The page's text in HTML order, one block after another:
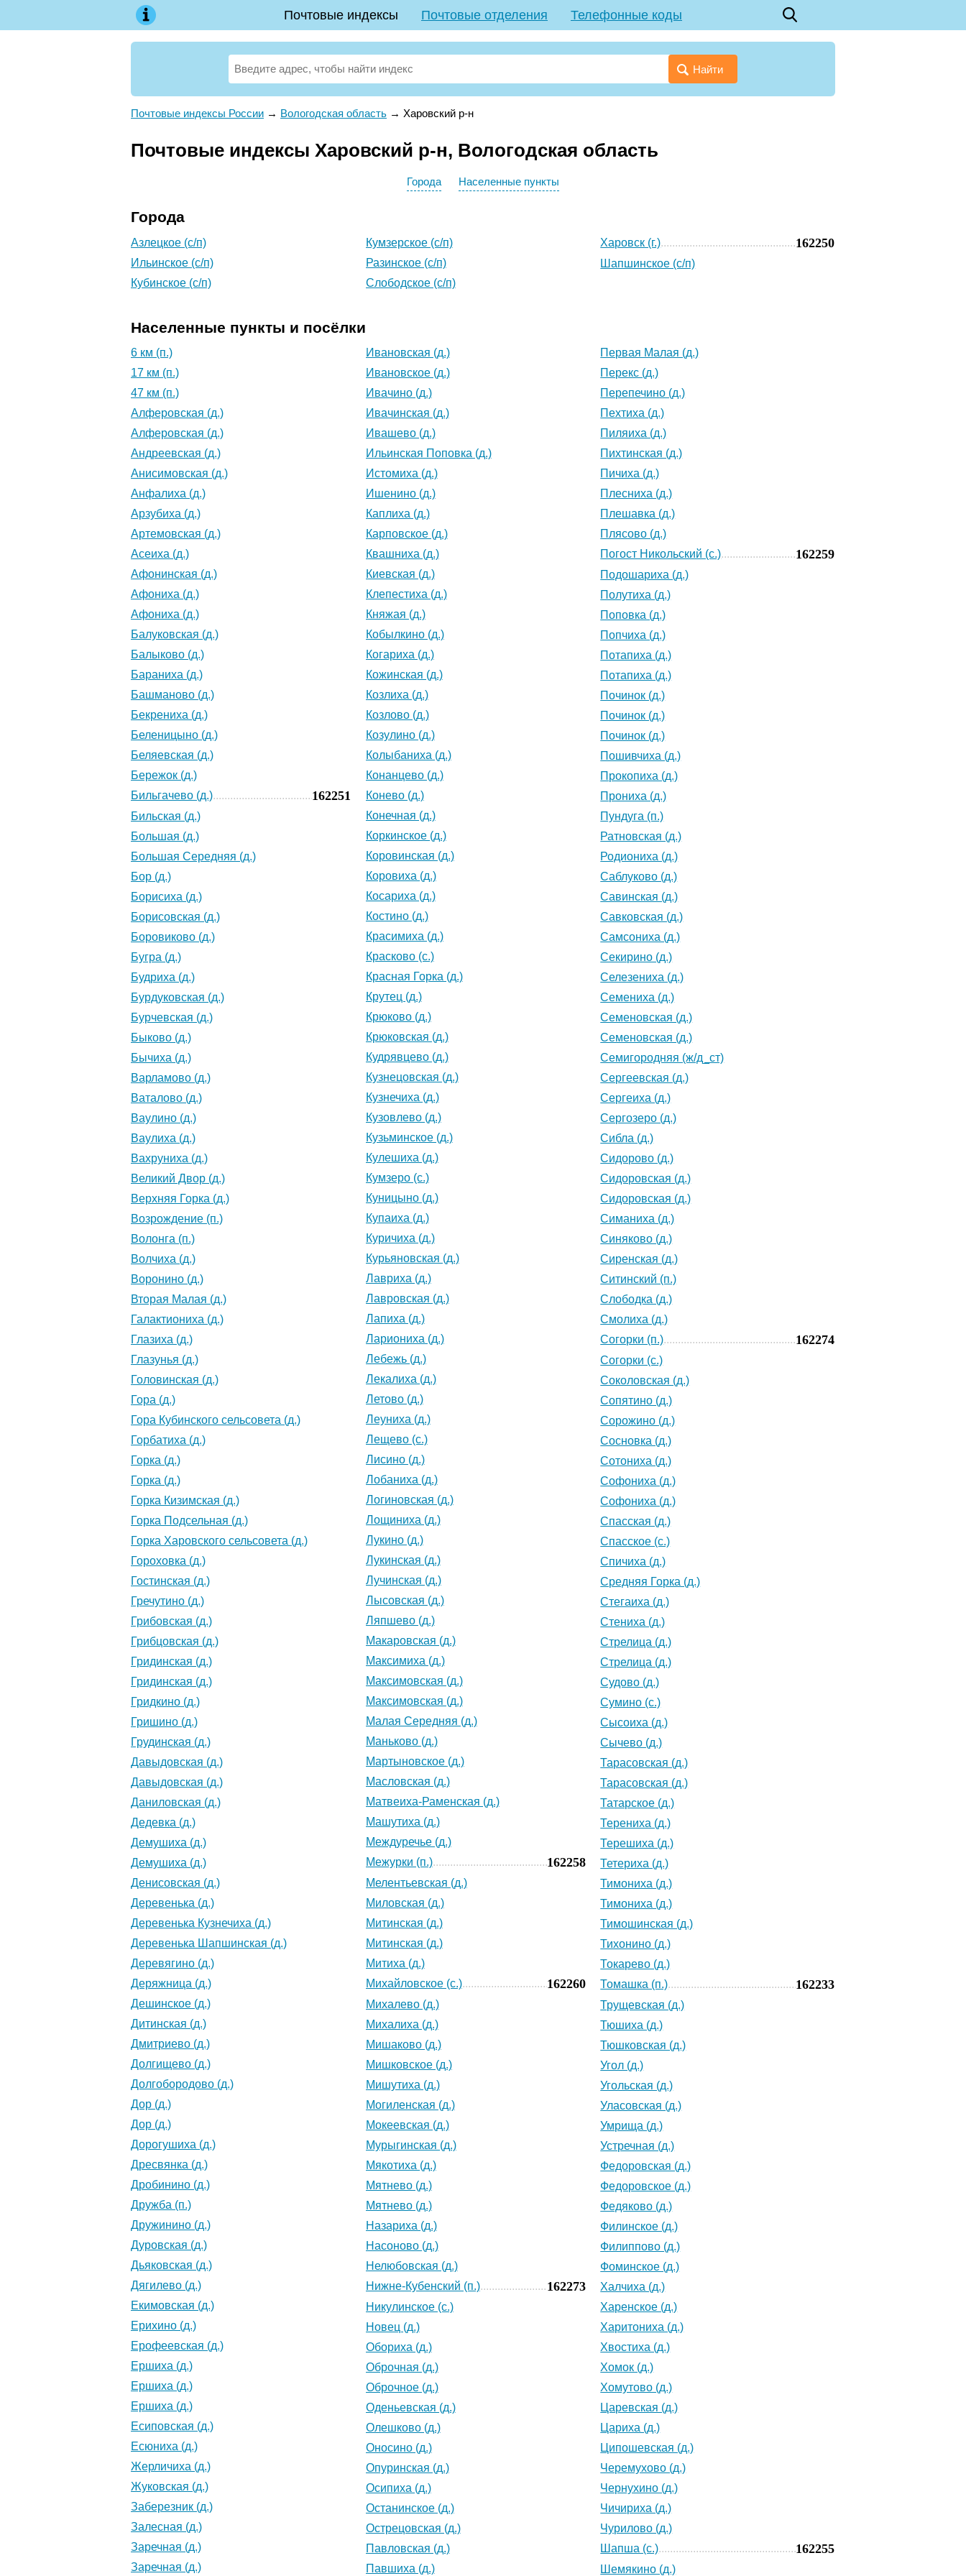
Почтовые индексы Почтовые отделения Телефонные коды
Найти
Почтовые индексы России → Вологодская область → Харовский р-н
Почтовые индексы Харовский р-н, Вологодская область
Города Населенные пункты
Города
Азлецкое (с/п)
Ильинское (с/п)
Кубинское (с/п)
Кумзерское (с/п)
Разинское (с/п)
Слободское (с/п)
Харовск (г.) 162250
Шапшинское (с/п)
Населенные пункты и посёлки
6 км (п.)
17 км (п.)
47 км (п.)
Алферовская (д.)
Алферовская (д.)
Андреевская (д.)
Анисимовская (д.)
Анфалиха (д.)
Арзубиха (д.)
Артемовская (д.)
Асеиха (д.)
Афонинская (д.)
Афониха (д.)
Афониха (д.)
Балуковская (д.)
Балыково (д.)
Бараниха (д.)
Башманово (д.)
Бекрениха (д.)
Беленицыно (д.)
Беляевская (д.)
Бережок (д.)
Бильгачево (д.)
162251
Бильская (д.)
Большая (д.)
Большая Середняя (д.)
Бор (д.)
Борисиха (д.)
Борисовская (д.)
Боровиково (д.)
Бугра (д.)
Будриха (д.)
Бурдуковская (д.)
Бурчевская (д.)
Быково (д.)
Бычиха (д.)
Варламово (д.)
Ваталово (д.)
Ваулино (д.)
Ваулиха (д.)
Вахруниха (д.)
Великий Двор (д.)
Верхняя Горка (д.)
Возрождение (п.)
Волонга (п.)
Волчиха (д.)
Воронино (д.)
Вторая Малая (д.)
Галактиониха (д.)
Глазиха (д.)
Глазунья (д.)
Головинская (д.)
Гора (д.)
Гора Кубинского сельсовета (д.)
Горбатиха (д.)
Горка (д.)
Горка (д.)
Горка Кизимская (д.)
Горка Подсельная (д.)
Горка Харовского сельсовета (д.)
Гороховка (д.)
Гостинская (д.)
Гречутино (д.)
Грибовская (д.)
Грибцовская (д.)
Гридинская (д.)
Гридинская (д.)
Гридкино (д.)
Гришино (д.)
Грудинская (д.)
Давыдовская (д.)
Давыдовская (д.)
Даниловская (д.)
Дедевка (д.)
Демушиха (д.)
Демушиха (д.)
Денисовская (д.)
Деревенька (д.)
Деревенька Кузнечиха (д.)
Деревенька Шапшинская (д.)
Деревягино (д.)
Деряжница (д.)
Дешинское (д.)
Дитинская (д.)
Дмитриево (д.)
Долгищево (д.)
Долгобородово (д.)
Дор (д.)
Дор (д.)
Дорогушиха (д.)
Дресвянка (д.)
Дробинино (д.)
Дружба (п.)
Дружинино (д.)
Дуровская (д.)
Дьяковская (д.)
Дягилево (д.)
Екимовская (д.)
Ерихино (д.)
Ерофеевская (д.)
Ершиха (д.)
Ершиха (д.)
Ершиха (д.)
Есиповская (д.)
Есюниха (д.)
Жерличиха (д.)
Жуковская (д.)
Заберезник (д.)
Залесная (д.)
Заречная (д.)
Заречная (д.)
Ивановская (д.)
Ивановское (д.)
Ивачино (д.)
Ивачинская (д.)
Ивашево (д.)
Ильинская Поповка (д.)
Истомиха (д.)
Ишенино (д.)
Каплиха (д.)
Карповское (д.)
Квашниха (д.)
Киевская (д.)
Клепестиха (д.)
Княжая (д.)
Кобылкино (д.)
Когариха (д.)
Кожинская (д.)
Козлиха (д.)
Козлово (д.)
Козулино (д.)
Колыбаниха (д.)
Конанцево (д.)
Конево (д.)
Конечная (д.)
Коркинское (д.)
Коровинская (д.)
Коровиха (д.)
Косариха (д.)
Костино (д.)
Красимиха (д.)
Красково (с.)
Красная Горка (д.)
Крутец (д.)
Крюково (д.)
Крюковская (д.)
Кудрявцево (д.)
Кузнецовская (д.)
Кузнечиха (д.)
Кузовлево (д.)
Кузьминское (д.)
Кулешиха (д.)
Кумзеро (с.)
Куницыно (д.)
Купаиха (д.)
Куричиха (д.)
Курьяновская (д.)
Лавриха (д.)
Лавровская (д.)
Лапиха (д.)
Лариониха (д.)
Лебежь (д.)
Лекалиха (д.)
Летово (д.)
Леуниха (д.)
Лещево (с.)
Лисино (д.)
Лобаниха (д.)
Логиновская (д.)
Лощиниха (д.)
Лукино (д.)
Лукинская (д.)
Лучинская (д.)
Лысовская (д.)
Ляпшево (д.)
Макаровская (д.)
Максимиха (д.)
Максимовская (д.)
Максимовская (д.)
Малая Середняя (д.)
Маньково (д.)
Мартыновское (д.)
Масловская (д.)
Матвеиха-Раменская (д.)
Машутиха (д.)
Междуречье (д.)
Межурки (п.)
162258
Мелентьевская (д.)
Миловская (д.)
Митинская (д.)
Митинская (д.)
Митиха (д.)
Михайловское (с.)
162260
Михалево (д.)
Михалиха (д.)
Мишаково (д.)
Мишковское (д.)
Мишутиха (д.)
Могиленская (д.)
Мокеевская (д.)
Мурыгинская (д.)
Мякотиха (д.)
Мятнево (д.)
Мятнево (д.)
Назариха (д.)
Насоново (д.)
Нелюбовская (д.)
Нижне-Кубенский (п.)
162273
Никулинское (с.)
Новец (д.)
Обориха (д.)
Оброчная (д.)
Оброчное (д.)
Оденьевская (д.)
Олешково (д.)
Оносино (д.)
Опуринская (д.)
Осипиха (д.)
Останинское (д.)
Острецовская (д.)
Павловская (д.)
Павшиха (д.)
Первая Малая (д.)
Перекс (д.)
Перепечино (д.)
Пехтиха (д.)
Пиляиха (д.)
Пихтинская (д.)
Пичиха (д.)
Плесниха (д.)
Плешавка (д.)
Плясово (д.)
Погост Никольский (с.)
162259
Подошариха (д.)
Полутиха (д.)
Поповка (д.)
Попчиха (д.)
Потапиха (д.)
Потапиха (д.)
Починок (д.)
Починок (д.)
Починок (д.)
Пошивчиха (д.)
Прокопиха (д.)
Прониха (д.)
Пундуга (п.)
Ратновская (д.)
Родиониха (д.)
Саблуково (д.)
Савинская (д.)
Савковская (д.)
Самсониха (д.)
Секирино (д.)
Селезениха (д.)
Семениха (д.)
Семеновская (д.)
Семеновская (д.)
Семигородняя (ж/д_ст)
Сергеевская (д.)
Сергеиха (д.)
Сергозеро (д.)
Сибла (д.)
Сидорово (д.)
Сидоровская (д.)
Сидоровская (д.)
Симаниха (д.)
Синяково (д.)
Сиренская (д.)
Ситинский (п.)
Слободка (д.)
Смолиха (д.)
Согорки (п.)
162274
Согорки (с.)
Соколовская (д.)
Сопятино (д.)
Сорожино (д.)
Сосновка (д.)
Сотониха (д.)
Софониха (д.)
Софониха (д.)
Спасская (д.)
Спасское (с.)
Спичиха (д.)
Средняя Горка (д.)
Стегаиха (д.)
Стениха (д.)
Стрелица (д.)
Стрелица (д.)
Судово (д.)
Сумино (с.)
Сысоиха (д.)
Сычево (д.)
Тарасовская (д.)
Тарасовская (д.)
Татарское (д.)
Терениха (д.)
Терешиха (д.)
Тетериха (д.)
Тимониха (д.)
Тимониха (д.)
Тимошинская (д.)
Тихонино (д.)
Токарево (д.)
Томашка (п.)
162233
Трущевская (д.)
Тюшиха (д.)
Тюшковская (д.)
Угол (д.)
Угольская (д.)
Уласовская (д.)
Умрища (д.)
Устречная (д.)
Федоровская (д.)
Федоровское (д.)
Федяково (д.)
Филинское (д.)
Филиппово (д.)
Фоминское (д.)
Халчиха (д.)
Харенское (д.)
Харитониха (д.)
Хвостиха (д.)
Хомок (д.)
Хомутово (д.)
Царевская (д.)
Цариха (д.)
Ципошевская (д.)
Черемухово (д.)
Чернухино (д.)
Чичириха (д.)
Чурилово (д.)
Шапша (с.)
162255
Шемякино (д.)